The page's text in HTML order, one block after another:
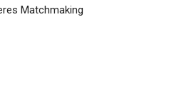
Matchmaking